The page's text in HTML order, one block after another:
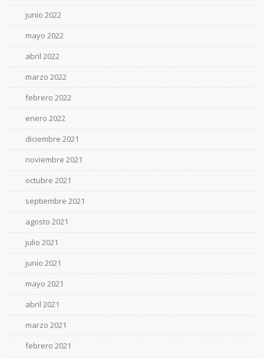
junio 2022
mayo 2022
abril 2022
marzo 2022
febrero 2022
enero 2022
diciembre 2021
noviembre 2021
octubre 2021
septiembre 2021
agosto 2021
julio 2021
junio 2021
mayo 2021
abril 2021
marzo 2021
febrero 2021